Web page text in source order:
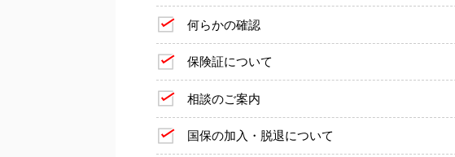
何らかの確認
保険証について
相談のご案内
国保の加入・脱退について